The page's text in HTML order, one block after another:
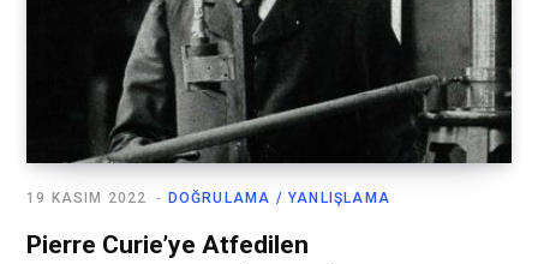
DOĞRULAMA / YANLIŞLAMA
19 KASIM 2022
Pierre Curie’ye Atfedilen